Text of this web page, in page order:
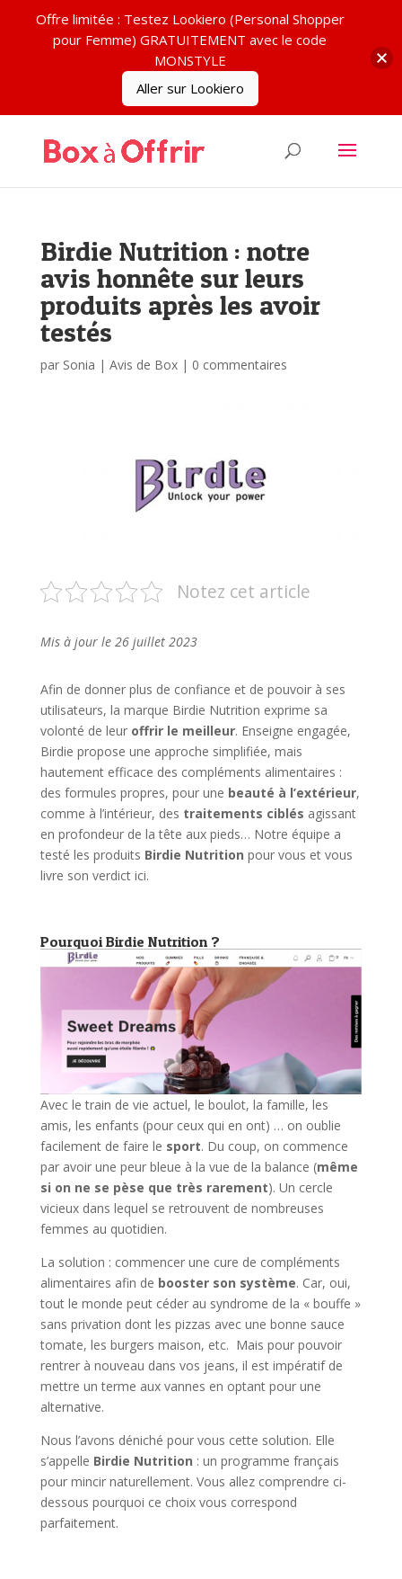
Birdie Nutrition : notre
avis honnête sur leurs
produits après les avoir
testés
par Sonia | Avis de Box| 0 commentaires
Notez cet article
Mis à jour le 26 juillet 2023
Afin de donner plus de confiance et de pouvoir à ses
utilisateurs, la marque Birdie Nutrition exprime sa
volonté de leur offrir le meilleur. Enseigne engagée,
Birdie propose une approche simplifiée, mais
hautement efficace des compléments alimentaires :
des formules propres, pour une beauté à l’extérieur,
comme à l’intérieur, des traitements ciblés agissant
en profondeur de la tête aux pieds… Notre équipe a
testé les produits Birdie Nutrition pour vous et vous
livre son verdict ici.
Pourquoi Birdie Nutrition ?
Avec le train de vie actuel, le boulot, la famille, les
amis, les enfants (pour ceux qui en ont) … on oublie
facilement de faire le sport. Du coup, on commence
par avoir une peur bleue à la vue de la balance (même
si on ne se pèse que très rarement). Un cercle
vicieux dans lequel se retrouvent de nombreuses
femmes au quotidien.
La solution : commencer une cure de compléments
alimentaires afin de booster son système. Car, oui,
tout le monde peut céder au syndrome de la « bouffe »
sans privation dont les pizzas avec une bonne sauce
tomate, les burgers maison, etc. Mais pour pouvoir
rentrer à nouveau dans vos jeans, il est impératif de
mettre un terme aux vannes en optant pour une
alternative.
Nous l’avons déniché pour vous cette solution. Elle
s’appelle Birdie Nutrition : un programme français
pour mincir naturellement. Vous allez comprendre ci-
dessous pourquoi ce choix vous correspond
parfaitement.
Offre limitée : Testez Lookiero (Personal Shopper
pour Femme) GRATUITEMENT avec le code
MONSTYLE
Aller sur Lookiero